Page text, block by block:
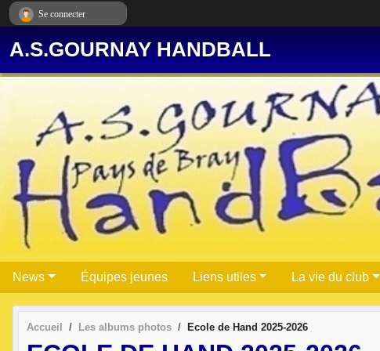
A.S.GOURNAY HANDBALL
News Équipes jeunes Liens utiles La vie du club
Accueil Les albums photos Ecole de Hand 2025-2026
Se connecter
Panneau de gestion des cookies